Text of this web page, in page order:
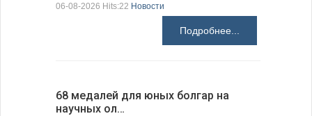
06-08-2026 Hits:22 Новости
Подробнее...
68 медалей для юных болгар на
научных ол…